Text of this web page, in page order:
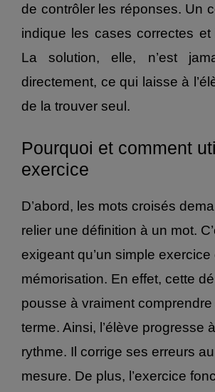
de contrôler les réponses. Un
indique les cases correctes et
La solution, elle, n’est
directement, ce qui laisse à
de la trouver seul.
Pourquoi et comment
exercice
D’abord, les mots croisés
relier une définition à un mot.
exigeant qu’un simple exercice
mémorisation. En effet, cette
pousse à vraiment
terme. Ainsi, l’élève progresse
rythme. Il corrige ses erreurs
mesure. De plus, l’exercice